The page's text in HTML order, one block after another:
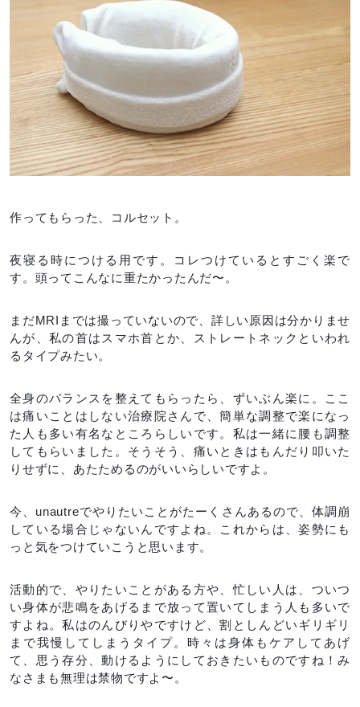
作ってもらった、コルセット。
夜寝る時につける用です。コレつけているとすごく楽で
す。頭ってこんなに重たかったんだ〜。
まだMRIまでは撮っていないので、詳しい原因は分かりませ
んが、私の首はスマホ首とか、ストレートネックといわれ
るタイプみたい。
全身のバランスを整えてもらったら、ずいぶん楽に。ここ
は痛いことはしない治療院さんで、簡単な調整で楽になっ
た人も多い有名なところらしいです。私は一緒に腰も調整
してもらいました。そうそう、痛いときはもんだり叩いた
りせずに、あたためるのがいいらしいですよ。
今、unautreでやりたいことがたーくさんあるので、体調崩
している場合じゃないんですよね。これからは、姿勢にも
っと気をつけていこうと思います。
活動的で、やりたいことがある方や、忙しい人は、ついつ
い身体が悲鳴をあげるまで放って置いてしまう人も多いで
すよね。私はのんびりやですけど、割としんどいギリギリ
まで我慢してしまうタイプ。時々は身体もケアしてあげ
て、思う存分、動けるようにしておきたいものですね！み
なさまも無理は禁物ですよ〜。